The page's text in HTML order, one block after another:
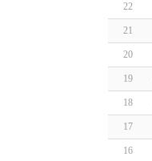
22
21
20
19
18
17
16